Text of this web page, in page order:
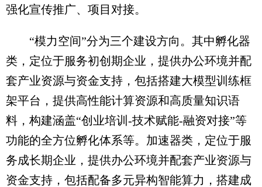
强化宣传推广、项目对接。
“模力空间”分为三个建设方向。其中孵化器
类，定位于服务初创期企业，提供办公环境并配
套产业资源与资金支持，包括搭建大模型训练框
架平台，提供高性能计算资源和高质量知识语
料，构建涵盖“创业培训-技术赋能-融资对接”等
功能的全方位孵化体系等。加速器类，定位于服
务成长期企业，提供办公环境并配套产业资源与
资金支持，包括配备多元异构智能算力，搭建成